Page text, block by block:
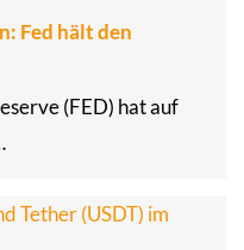
Fed hält den
(FED) hat auf